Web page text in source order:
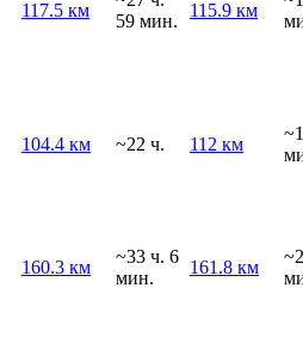
117.5 км
59 мин.
115.9 км
104.4 км ~22 ч. 112 км
160.3 км
~33 ч. 6
мин.
161.8 км